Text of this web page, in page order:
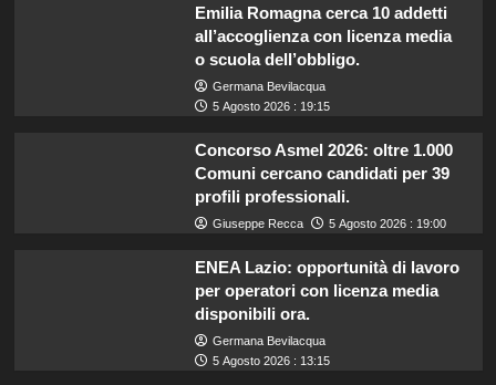
Emilia Romagna cerca 10 addetti
all’accoglienza con licenza media
o scuola dell’obbligo.
Germana Bevilacqua
5 Agosto 2026 : 19:15
Concorso Asmel 2026: oltre 1.000
Comuni cercano candidati per 39
profili professionali.
Giuseppe Recca 5 Agosto 2026 : 19:00
ENEA Lazio: opportunità di lavoro
per operatori con licenza media
disponibili ora.
Germana Bevilacqua
5 Agosto 2026 : 13:15